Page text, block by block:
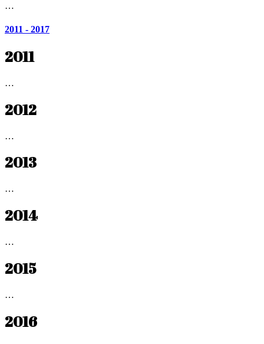
…
2011 - 2017
2011
…
2012
…
2013
…
2014
…
2015
…
2016